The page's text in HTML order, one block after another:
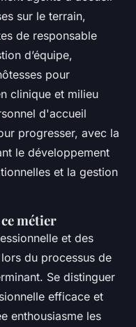
sur le terrain,
de responsable
d’équipe,
pour
clinique et milieu
d'accueil
progresser, avec la
le développement
et la gestion
métier
et des
du processus de
Se distinguer
efficace et
enthousiasme les